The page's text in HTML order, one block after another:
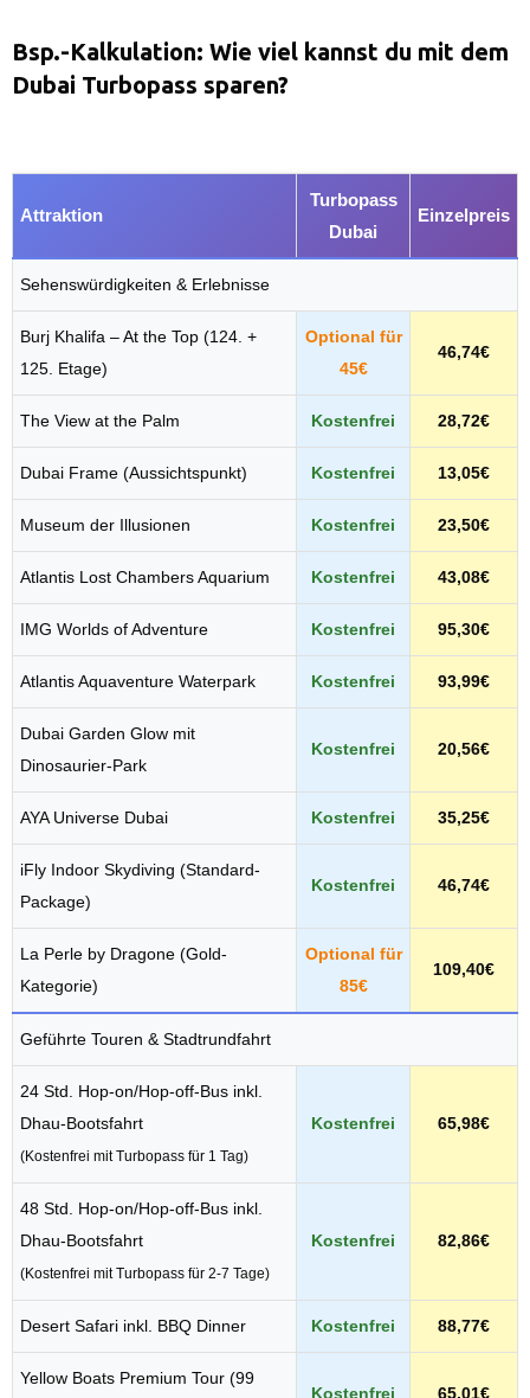
Bsp.-Kalkulation: Wie viel kannst du mit dem
Dubai Turbopass sparen?
Attraktion
Turbopass
Dubai
Einzelpreis
Sehenswürdigkeiten & Erlebnisse
Burj Khalifa – At the Top (124. +
125. Etage)
Optional für
45€
46,74€
The View at the Palm Kostenfrei 28,72€
Dubai Frame (Aussichtspunkt) Kostenfrei 13,05€
Museum der Illusionen Kostenfrei 23,50€
Atlantis Lost Chambers Aquarium Kostenfrei 43,08€
IMG Worlds of Adventure Kostenfrei 95,30€
Atlantis Aquaventure Waterpark Kostenfrei 93,99€
Dubai Garden Glow mit
Dinosaurier-Park
Kostenfrei 20,56€
AYA Universe Dubai Kostenfrei 35,25€
iFly Indoor Skydiving (Standard-
Package)
Kostenfrei 46,74€
La Perle by Dragone (Gold-
Kategorie)
Optional für
85€
109,40€
Geführte Touren & Stadtrundfahrt
24 Std. Hop-on/Hop-off-Bus inkl.
Dhau-Bootsfahrt
(Kostenfrei mit Turbopass für 1 Tag)
Kostenfrei 65,98€
48 Std. Hop-on/Hop-off-Bus inkl.
Dhau-Bootsfahrt
(Kostenfrei mit Turbopass für 2-7 Tage)
Kostenfrei 82,86€
Desert Safari inkl. BBQ Dinner Kostenfrei 88,77€
Yellow Boats Premium Tour (99
Kostenfrei 65,01€